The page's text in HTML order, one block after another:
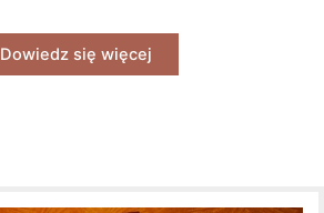
Dowiedz się więcej